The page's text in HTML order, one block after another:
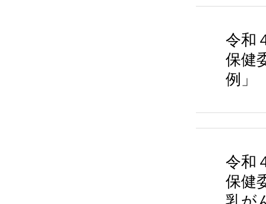
令和
保健
例」
令和
保健